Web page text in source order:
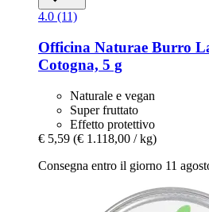
4.0 (11)
Officina Naturae Burro
Cotogna, 5 g
Naturale e vegan
Super fruttato
Effetto protettivo
€ 5,59 (€ 1.118,00 / kg)
Consegna entro il giorno 11